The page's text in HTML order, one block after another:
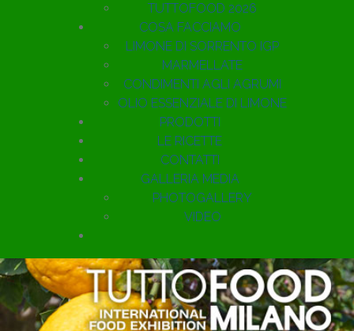
TUTTOFOOD 2026
COSA FACCIAMO
LIMONE DI SORRENTO IGP
MARMELLATE
CONDIMENTI AGLI AGRUMI
OLIO ESSENZIALE DI LIMONE
PRODOTTI
LE RICETTE
CONTATTI
GALLERIA MEDIA
PHOTOGALLERY
VIDEO